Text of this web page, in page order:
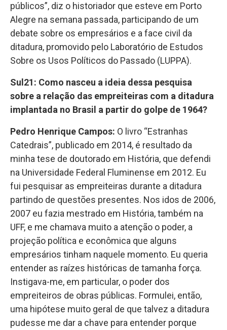
públicos”, diz o historiador que esteve em Porto
Alegre na semana passada, participando de um
debate sobre os empresários e a face civil da
ditadura, promovido pelo Laboratório de Estudos
Sobre os Usos Políticos do Passado (LUPPA).
Sul21: Como nasceu a ideia dessa pesquisa
sobre a relação das empreiteiras com a ditadura
implantada no Brasil a partir do golpe de 1964?
Pedro Henrique Campos: O livro “Estranhas
Catedrais”, publicado em 2014, é resultado da
minha tese de doutorado em História, que defendi
na Universidade Federal Fluminense em 2012. Eu
fui pesquisar as empreiteiras durante a ditadura
partindo de questões presentes. Nos idos de 2006,
2007 eu fazia mestrado em História, também na
UFF, e me chamava muito a atenção o poder, a
projeção política e econômica que alguns
empresários tinham naquele momento. Eu queria
entender as raízes históricas de tamanha força.
Instigava-me, em particular, o poder dos
empreiteiros de obras públicas. Formulei, então,
uma hipótese muito geral de que talvez a ditadura
pudesse me dar a chave para entender porque